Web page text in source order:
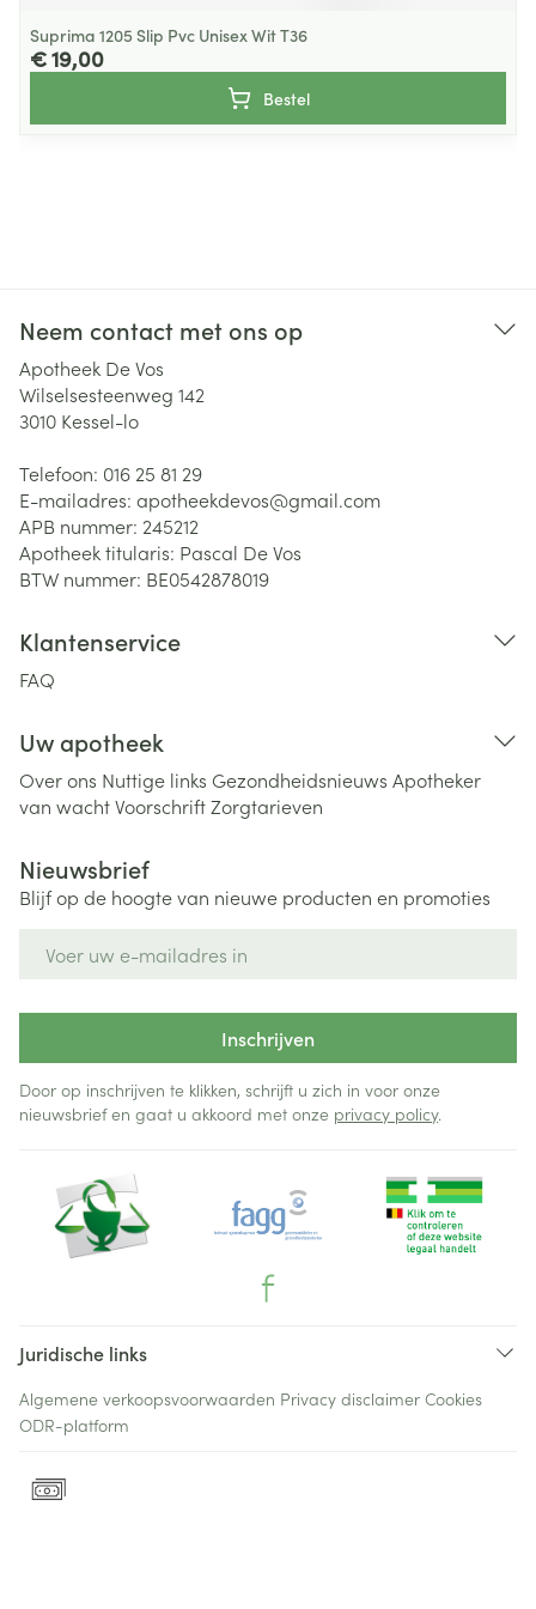
Suprima 1205 Slip Pvc Unisex Wit T36
€ 19,00
Bestel
Neem contact met ons op
Apotheek De Vos
Wilselsesteenweg 142
3010 Kessel-lo
Telefoon: 016 25 81 29
E-mailadres: apotheekdevos@gmail.com
APB nummer: 245212
Apotheek titularis: Pascal De Vos
BTW nummer: BE0542878019
Klantenservice
FAQ
Uw apotheek
Over ons Nuttige links Gezondheidsnieuws Apotheker
van wachtVoorschriftZorgtarieven
Nieuwsbrief
Blijf op de hoogte van nieuwe producten en promoties
Inschrijven
Door op inschrijven te klikken, schrijft u zich in voor onze
nieuwsbrief en gaat u akkoord met onze privacy policy.
Juridische links
Algemene verkoopsvoorwaarden Privacy disclaimer Cookies
ODR-platform